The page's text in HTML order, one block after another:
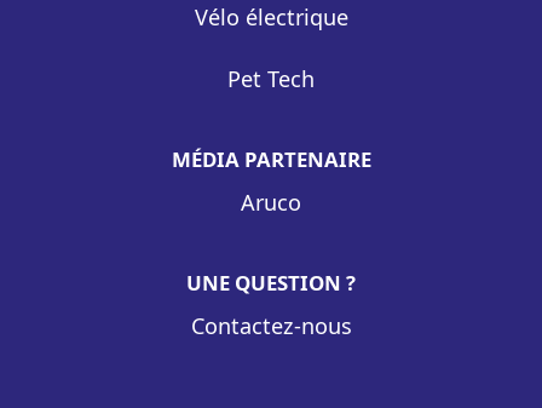
Vélo électrique
Pet Tech
MÉDIA PARTENAIRE
Aruco
UNE QUESTION ?
Contactez-nous